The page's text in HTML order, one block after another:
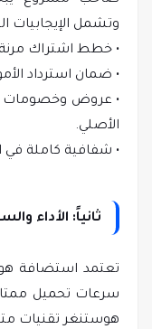
وتشمل الإيجابيات
• خطط اشتراك مرنة
• ضمان استرداد الأموال خلال 30
الأصلي.
• شفافية كاملة في
ثانياً: الأداء
تعتمد استضافة
سرعات تحميل
هوستنغر تقنيات